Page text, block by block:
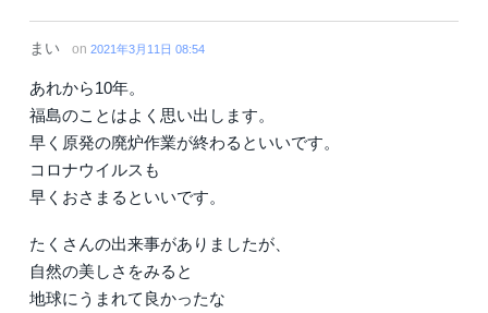
まい on 2021年3月11日 08:54
あれから10年。
福島のことはよく思い出します。
早く原発の廃炉作業が終わるといいです。
コロナウイルスも
早くおさまるといいです。
たくさんの出来事がありましたが、
自然の美しさをみると
地球にうまれて良かったな